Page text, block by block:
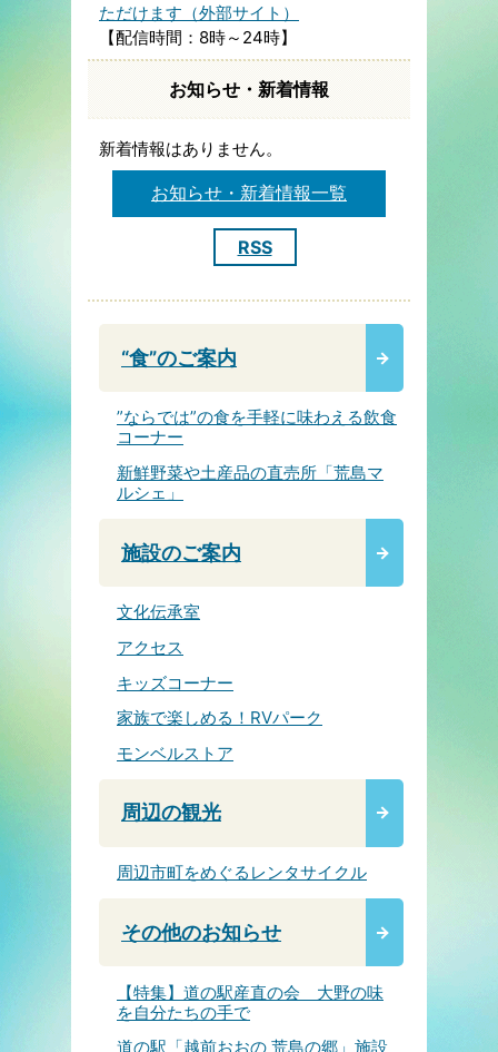
ただけます（外部サイト）
【配信時間：8時～24時】
お知らせ・新着情報
新着情報はありません。
お知らせ・新着情報一覧
RSS
“食”のご案内
”ならでは”の食を手軽に味わえる飲食
コーナー
新鮮野菜や土産品の直売所「荒島マ
ルシェ」
施設のご案内
文化伝承室
アクセス
キッズコーナー
家族で楽しめる！RVパーク
モンベルストア
周辺の観光
周辺市町をめぐるレンタサイクル
その他のお知らせ
【特集】道の駅産直の会 大野の味
を自分たちの手で
道の駅「越前おおの 荒島の郷」施設